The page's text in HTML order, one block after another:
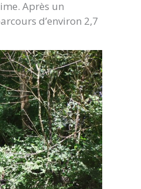
Après un
d’environ 2,7